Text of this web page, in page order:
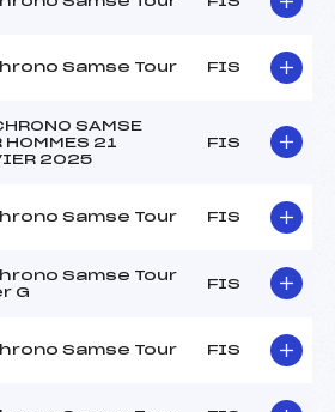
Samse Tour FIS
SAMSE
HOMMES 21
2025
FIS
Samse Tour FIS
Samse Tour
G
FIS
Samse Tour FIS